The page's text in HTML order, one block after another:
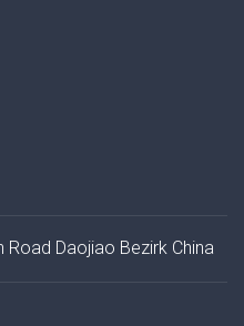
Road Daojiao Bezirk China